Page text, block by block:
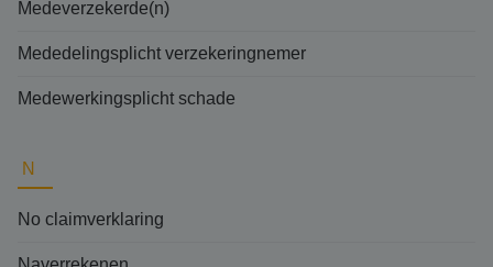
Medeverzekerde(n)
Mededelingsplicht verzekeringnemer
Medewerkingsplicht schade
N
No claimverklaring